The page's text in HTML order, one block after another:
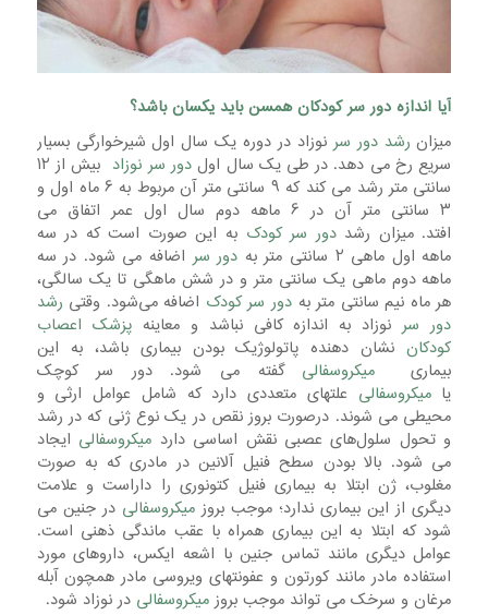
آیا اندازه دور سر کودکان همسن باید یکسان باشد؟
میزان رشد دور سر نوزاد در دوره یک سال اول شیرخوارگی بسیار
سریع رخ می دهد. در طی یک سال اولدور سر نوزاد
بیش از ۱۲
سانتی متر رشد می کند که ۹ سانتی متر آن مربوط به ۶ ماه اول و
۳ سانتی متر آن در ۶ ماهه دوم سال اول عمر اتفاق می
افتد. میزان رشددور سر کودک به این صورت است که در سه
ماهه اول ماهی ۲ سانتی ‌متر به
دور سر اضافه می شود. در سه
ماهه دوم ماهی یک سانتی ‌متر و در شش ماهگی تا یک سالگی،
هر ماه نیم سانتی ‌متر به دور سر کودک اضافه می‌شود. وقتی رشد
دور سرنوزاد به اندازه کافی نباشد و معاینهپزشک اعصاب
کودکاننشان دهنده پاتولوژیک بودن بیماری باشد، به این
بیماری میکروسفالی گفته می شود. دور سر کوچک
یامیکروسفالی علتهای متعددی دارد که شامل عوامل ارثی و
محیطی می شوند. درصورت بروز نقص در یک نوع ژنی که در رشد
و تحول سلول‌های عصبی نقش اساسی دارد میکروسفالی ایجاد
می شود. بالا بودن سطح فنیل آلانین در مادری که به صورت
مغلوب، ژن ابتلا به بیماری فنیل کتونوری را داراست و علامت
دیگری از این بیماری ندارد؛ موجب بروزمیکروسفالی در جنین می
شود که ابتلا به این بیماری همراه با عقب ماندگی ذهنی است.
عوامل دیگری مانند تماس جنین با اشعه ایکس، داروهای مورد
استفاده مادر مانند کورتون و عفونتهای ویروسی مادر همچون آبله
مرغان و سرخک می تواند موجب بروز میکروسفالی در نوزاد شود.